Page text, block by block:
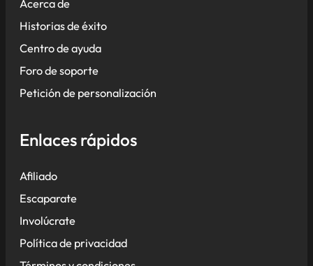
Acerca de
Historias de éxito
Centro de ayuda
Foro de soporte
Petición de personalización
Enlaces rápidos
Afiliado
Escaparate
Involúcrate
Política de privacidad